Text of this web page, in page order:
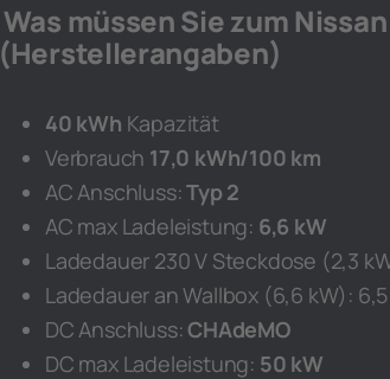
Was müssen Sie zum
(Herstellerangaben)
40 kWh Kapazität
Verbrauch 17,0 kWh/100 km
AC Anschluss:Typ 2
AC max Ladeleistung: 6,6 kW
Ladedauer 230 V Steckdose (2,3
Ladedauer an Wallbox (6,6 kW):
DC Anschluss:CHAdeMO
DC max Ladeleistung: 50 kW